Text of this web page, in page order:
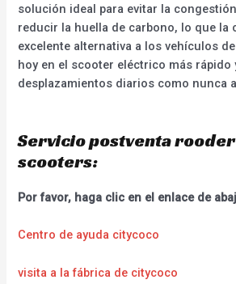
solución ideal para evitar la
reducir la huella de carbono, lo que la
excelente alternativa a los vehículos
hoy en el scooter eléctrico más rápido
desplazamientos diarios como nunca
Servicio postventa
scooters:
Por favor, haga clic en el enlace de
Centro de ayuda citycoco
visita a la fábrica de citycoco